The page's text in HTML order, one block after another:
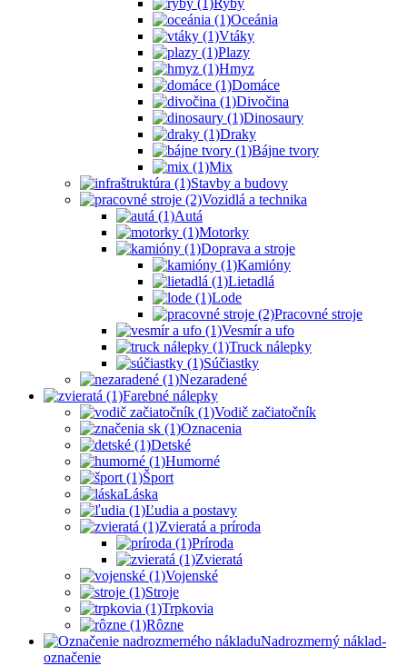
Ryby
Oceánia
Vtáky
Plazy
Hmyz
Domáce
Divočina
Dinosaury
Draky
Bájne tvory
Mix
Stavby a budovy
Vozidlá a technika
Autá
Motorky
Doprava a stroje
Kamióny
Lietadlá
Lode
Pracovné stroje
Vesmír a ufo
Truck nálepky
Súčiastky
Nezaradené
Farebné nálepky
Vodič začiatočník
Oznacenia
Detské
Humorné
Šport
Láska
Ľudia a postavy
Zvieratá a príroda
Príroda
Zvieratá
Vojenské
Stroje
Trpkovia
Rôzne
Nadrozmerný náklad-
označenie